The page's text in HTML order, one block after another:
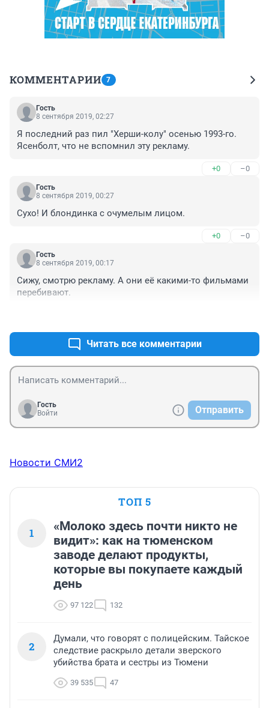
КОММЕНТАРИИ 7
Гость
8 сентября 2019, 02:27
Я последний раз пил "Херши-колу" осенью 1993-го.
Ясенболт, что не вспомнил эту рекламу.
+0 –0
Гость
8 сентября 2019, 00:27
Сухо! И блондинка с очумелым лицом.
+0 –0
Гость
8 сентября 2019, 00:17
Сижу, смотрю рекламу. А они её какими-то фильмами
перебивают.
Читать все комментарии
Гость
Войти
Отправить
Новости СМИ2
ТОП 5
1
«Молоко здесь почти никто не
видит»: как на тюменском
заводе делают продукты,
которые вы покупаете каждый
день
97 122 132
2
Думали, что говорят с полицейским. Тайское
следствие раскрыло детали зверского
убийства брата и сестры из Тюмени
39 535 47